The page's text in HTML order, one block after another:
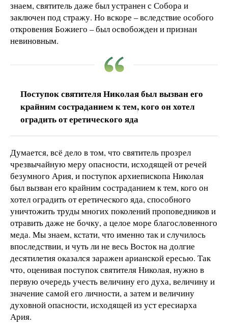
знаем, святитель даже был устранен с Собора и
заключен под стражу. Но вскоре – вследствие особого
откровения Божиего – был освобожден и признан
невиновным.
Поступок святителя Николая был вызван его
крайним состраданием к тем, кого он хотел
оградить от еретического яда
Думается, всё дело в том, что святитель прозрел
чрезвычайную меру опасности, исходящей от речей
безумного Ария, и поступок архиепископа Николая
был вызван его крайним состраданием к тем, кого он
хотел оградить от еретического яда, способного
уничтожить труды многих поколений проповедников и
отравить даже не бочку, а целое море благословенного
меда. Мы знаем, кстати, что именно так и случилось
впоследствии, и чуть ли не весь Восток на долгие
десятилетия оказался заражен арианской ересью. Так
что, оценивая поступок святителя Николая, нужно в
первую очередь учесть величину его духа, величину и
значение самой его личности, а затем и величину
духовной опасности, исходящей из уст ересиарха
Ария.